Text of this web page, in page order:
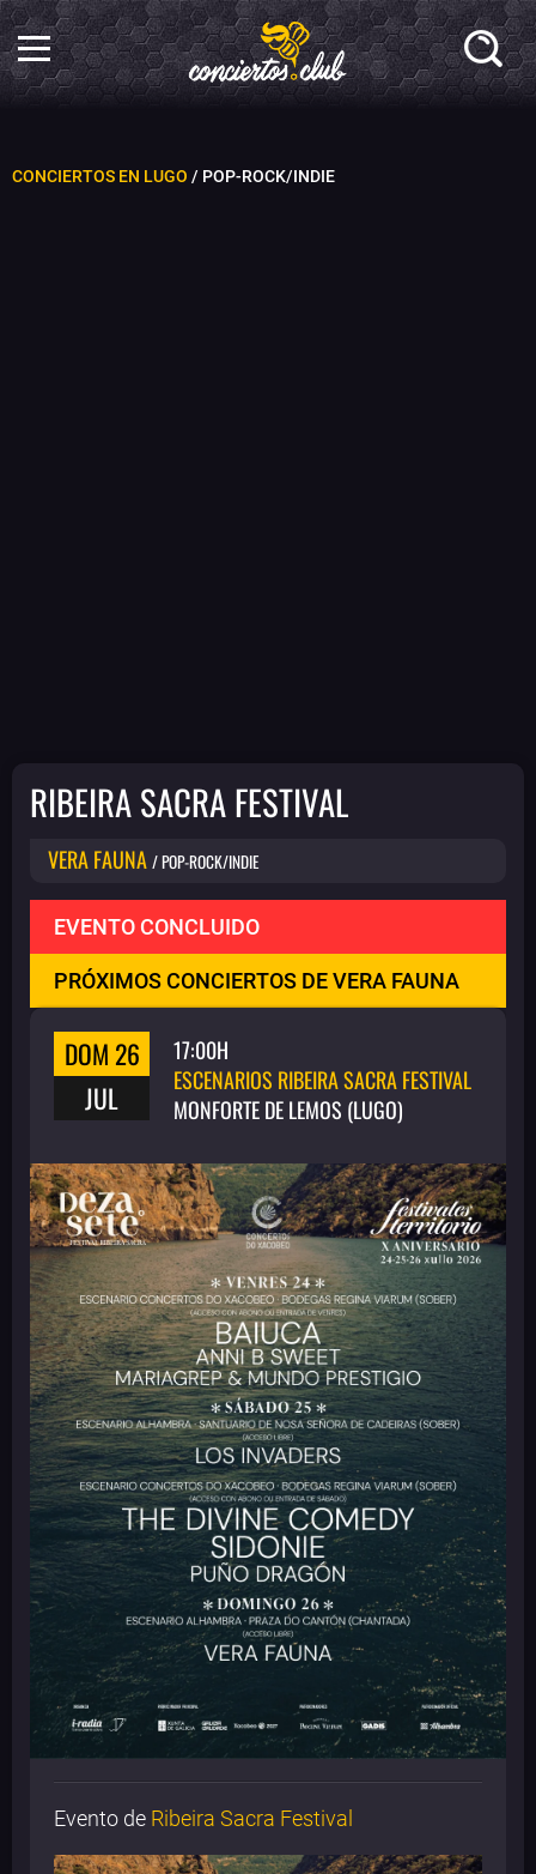
CONCIERTOS EN LUGO / POP-ROCK/INDIE
RIBEIRA SACRA FESTIVAL
VERA FAUNA / POP-ROCK/INDIE
EVENTO CONCLUIDO
PRÓXIMOS CONCIERTOS DE VERA FAUNA
DOM 26
JUL
17:00H
ESCENARIOS RIBEIRA SACRA FESTIVAL
MONFORTE DE LEMOS (LUGO)
Evento de Ribeira Sacra Festival